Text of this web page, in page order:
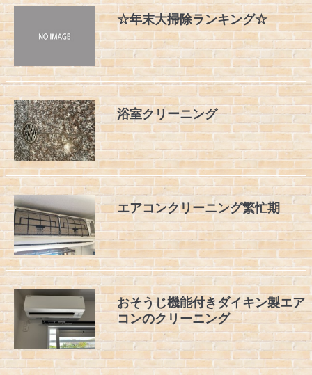
☆年末大掃除ランキング☆
浴室クリーニング
エアコンクリーニング繁忙期
おそうじ機能付きダイキン製エア
コンのクリーニング